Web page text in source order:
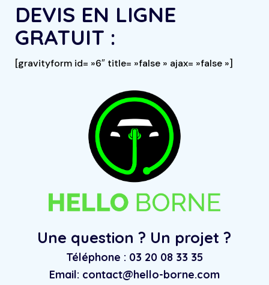
DEVIS EN LIGNE
GRATUIT :
[gravityform id= »6″ title= »false » ajax= »false »]
Une question ? Un projet ?
Téléphone : 03 20 08 33 35
Email: contact@hello-borne.com